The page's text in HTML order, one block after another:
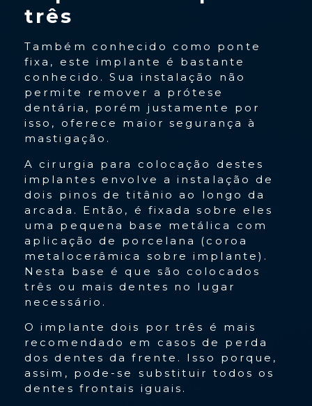
três
Também conhecido como ponte
fixa, este implante é bastante
conhecido. Sua instalação não
permite remover a prótese
dentária, porém justamente por
isso, oferece maior segurança à
mastigação.
A cirurgia para colocação destes
implantes envolve a instalação de
dois pinos de titânio ao longo da
arcada. Então, é fixada sobre eles
uma pequena base metálica com
aplicação de porcelana (coroa
metalocerâmica sobre implante).
Nesta base é que são colocados
três ou mais dentes no lugar
necessário.
O implante dois por três é mais
recomendado em casos de perda
dos dentes da frente. Isso porque,
assim, pode-se substituir todos os
dentes frontais iguais.